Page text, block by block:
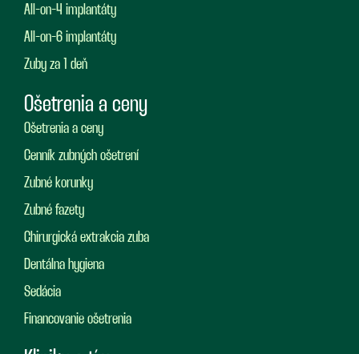
All-on-4 implantáty
All-on-6 implantáty
Zuby za 1 deň
Ošetrenia a ceny
Ošetrenia a ceny
Cenník zubných ošetrení
Zubné korunky
Zubné fazety
Chirurgická extrakcia zuba
Dentálna hygiena
Sedácia
Financovanie ošetrenia